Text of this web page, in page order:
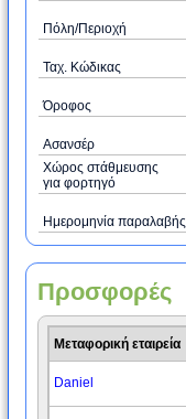
Πόλη/Περιοχή
Ταχ. Κώδικας
Όροφος
Ασανσέρ
Χώρος στάθμευσης
για φορτηγό
Ημερομηνία παραλαβής
Προσφορές
Μεταφορική εταιρεία
Daniel